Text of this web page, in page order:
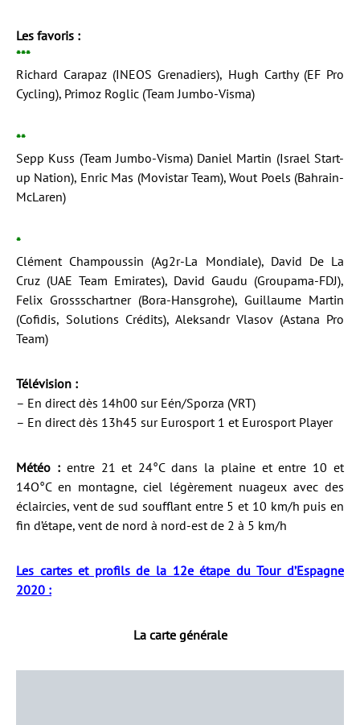
Les favoris :
***
Richard Carapaz (INEOS Grenadiers), Hugh Carthy (EF Pro
Cycling), Primoz Roglic (Team Jumbo-Visma)
**
Sepp Kuss (Team Jumbo-Visma) Daniel Martin (Israel Start-
up Nation), Enric Mas (Movistar Team), Wout Poels (Bahrain-
McLaren)
*
Clément Champoussin (Ag2r-La Mondiale), David De La
Cruz (UAE Team Emirates), David Gaudu (Groupama-FDJ),
Felix Grossschartner (Bora-Hansgrohe), Guillaume Martin
(Cofidis, Solutions Crédits), Aleksandr Vlasov (Astana Pro
Team)
Télévision :
– En direct dès 14h00 sur Eén/Sporza (VRT)
– En direct dès 13h45 sur Eurosport 1 et Eurosport Player
Météo : entre 21 et 24°C dans la plaine et entre 10 et
14O°C en montagne, ciel légèrement nuageux avec des
éclaircies, vent de sud soufflant entre 5 et 10 km/h puis en
fin d’étape, vent de nord à nord-est de 2 à 5 km/h
Les cartes et profils de la 12e étape du Tour d’Espagne
2020 :
La carte générale